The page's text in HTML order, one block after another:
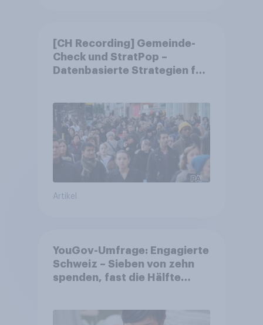
[CH Recording] Gemeinde-
Check und StratPop –
Datenbasierte Strategien für
Artikel
YouGov-Umfrage: Engagierte
Schweiz – Sieben von zehn
spenden, fast die Hälfte